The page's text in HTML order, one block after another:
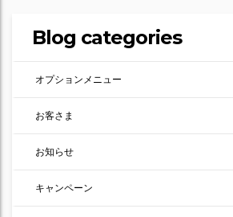
Blog categories
オプションメニュー
お客さま
お知らせ
キャンペーン